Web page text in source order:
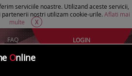
serviciile noastre. Utilizand aceste servicii,
nostri utilizam cookie-urile. Aflati mai
multe
X
FAQ LOGIN
Online